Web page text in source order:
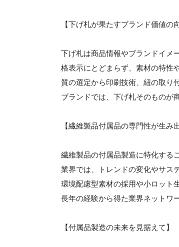
【下げ札が果たすブランド価値の
下げ札は商品情報やブランドイメ
格表示にとどまらず、素材の特性
質の選定から印刷技術、紐の取り
ブランドでは、下げ札そのものが
【繊維製品付属品の専門性が生み
繊維製品の付属品製造に特化する
業界では、トレンドの変化やサス
環境配慮型素材の採用や小ロット
長年の経験から得た業界ネットワ
【付属品製造の未来を見据えて】